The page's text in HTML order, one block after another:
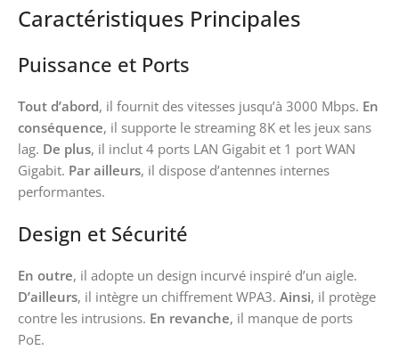
Caractéristiques Principales
Puissance et Ports
Tout d’abord, il fournit des vitesses jusqu’à 3000 Mbps. En
conséquence, il supporte le streaming 8K et les jeux sans
lag. De plus, il inclut 4 ports LAN Gigabit et 1 port WAN
Gigabit. Par ailleurs, il dispose d’antennes internes
performantes.
Design et Sécurité
En outre, il adopte un design incurvé inspiré d’un aigle.
D’ailleurs, il intègre un chiffrement WPA3. Ainsi, il protège
contre les intrusions. En revanche, il manque de ports
PoE.